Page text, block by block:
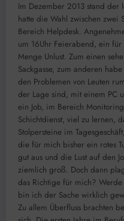
Im Dezember 2013 stand der
hatte die Wahl zwischen
Bereich Helpdesk.
um 16Uhr Feierabend, ein
Menge Unlust. Zum einen
Sackgasse, zum anderen
den Problemen von Leuten
der Lage sind, mit einem PC
ein Job, im Bereich
Schichtdienst, viel zu lernen,
Stolpersteine im
die für mich bisher ein rotes
gut aus und die Lust auf den
ziemlich groß. Doch dann
das Richtige für mich?
bin ich der Sache wirklich
Zu allem Überfluss brachten